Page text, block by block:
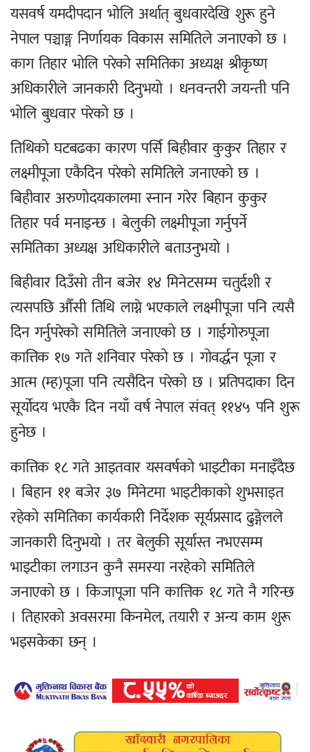
यसवर्ष यमदीपदान भोलि अर्थात् बुधवारदेखि शुरू हुने
नेपाल पञ्चाङ्ग निर्णायक विकास समितिले जनाएको छ ।
काग तिहार भोलि परेको समितिका अध्यक्ष श्रीकृष्ण
अधिकारीले जानकारी दिनुभयो । धनवन्तरी जयन्ती पनि
भोलि बुधवार परेको छ ।
तिथिको घटबढका कारण पर्सि बिहीवार कुकुर तिहार र
लक्ष्मीपूजा एकैदिन परेको समितिले जनाएको छ ।
बिहीवार अरुणोदयकालमा स्नान गरेर बिहान कुकुर
तिहार पर्व मनाइन्छ । बेलुकी लक्ष्मीपूजा गर्नुपर्ने
समितिका अध्यक्ष अधिकारीले बताउनुभयो ।
बिहीवार दिउँसो तीन बजेर १४ मिनेटसम्म चतुर्दशी र
त्यसपछि औँसी तिथि लाग्ने भएकाले लक्ष्मीपूजा पनि त्यसै
दिन गर्नुपरेको समितिले जनाएको छ । गाईगोरुपूजा
कात्तिक १७ गते शनिवार परेको छ । गोवर्द्धन पूजा र
आत्म (म्ह)पूजा पनि त्यसैदिन परेको छ । प्रतिपदाका दिन
सूर्योदय भएकै दिन नयाँ वर्ष नेपाल संवत् ११४५ पनि शुरू
हुनेछ ।
कात्तिक १८ गते आइतवार यसवर्षको भाइटीका मनाइँदैछ
। बिहान ११ बजेर ३७ मिनेटमा भाइटीकाको शुभसाइत
रहेको समितिका कार्यकारी निर्देशक सूर्यप्रसाद ढुङ्गेलले
जानकारी दिनुभयो । तर बेलुकी सूर्यास्त नभएसम्म
भाइटीका लगाउन कुनै समस्या नरहेको समितिले
जनाएको छ । किजापूजा पनि कात्तिक १८ गते नै गरिन्छ
। तिहारको अवसरमा किनमेल, तयारी र अन्य काम शुरू
भइसकेका छन् ।